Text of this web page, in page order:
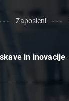
Zaposleni
in inovacije